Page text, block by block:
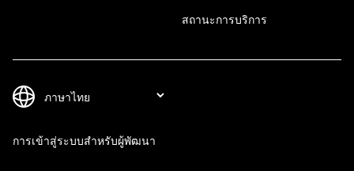
สถานะการบริการ
การเข้าสู่ระบบสำหรับผู้พัฒนา